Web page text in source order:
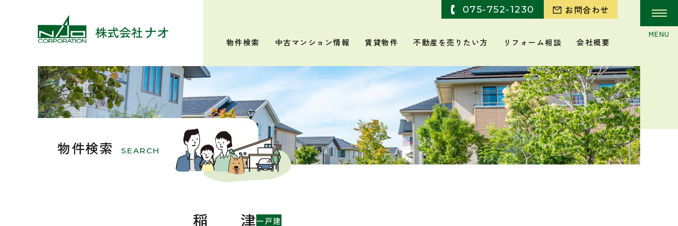
物件検索 中古マンション情報 賃貸物件 不動産を売りたい方 リフォーム相談 会社概要
075-752-1230 お問合わせ
物件検索 SEARCH
稲 津一戸建